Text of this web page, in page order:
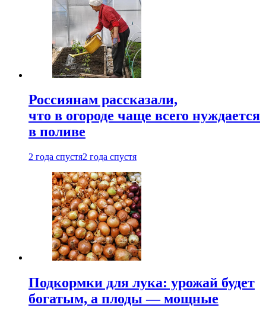
Россиянам рассказали,
что в огороде чаще всего нуждается
в поливе
2 года спустя2 года спустя
Подкормки для лука: урожай будет
богатым, а плоды — мощные